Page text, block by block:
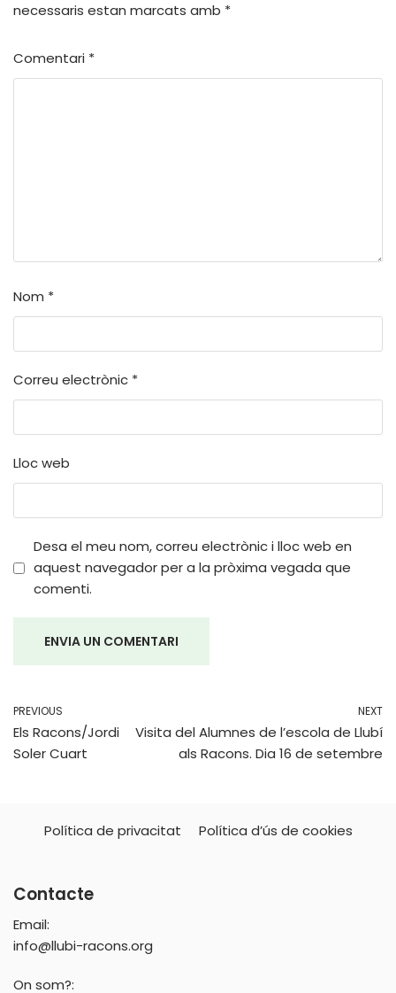
necessaris estan marcats amb *
Comentari *
Nom *
Correu electrònic *
Lloc web
Desa el meu nom, correu electrònic i lloc web en
aquest navegador per a la pròxima vegada que
comenti.
PREVIOUS
Els Racons/Jordi
Soler Cuart
NEXT
Visita del Alumnes de l’escola de Llubí
als Racons. Dia 16 de setembre
Política de privacitat Política d’ús de cookies
Contacte
Email:
info@llubi-racons.org
On som?: